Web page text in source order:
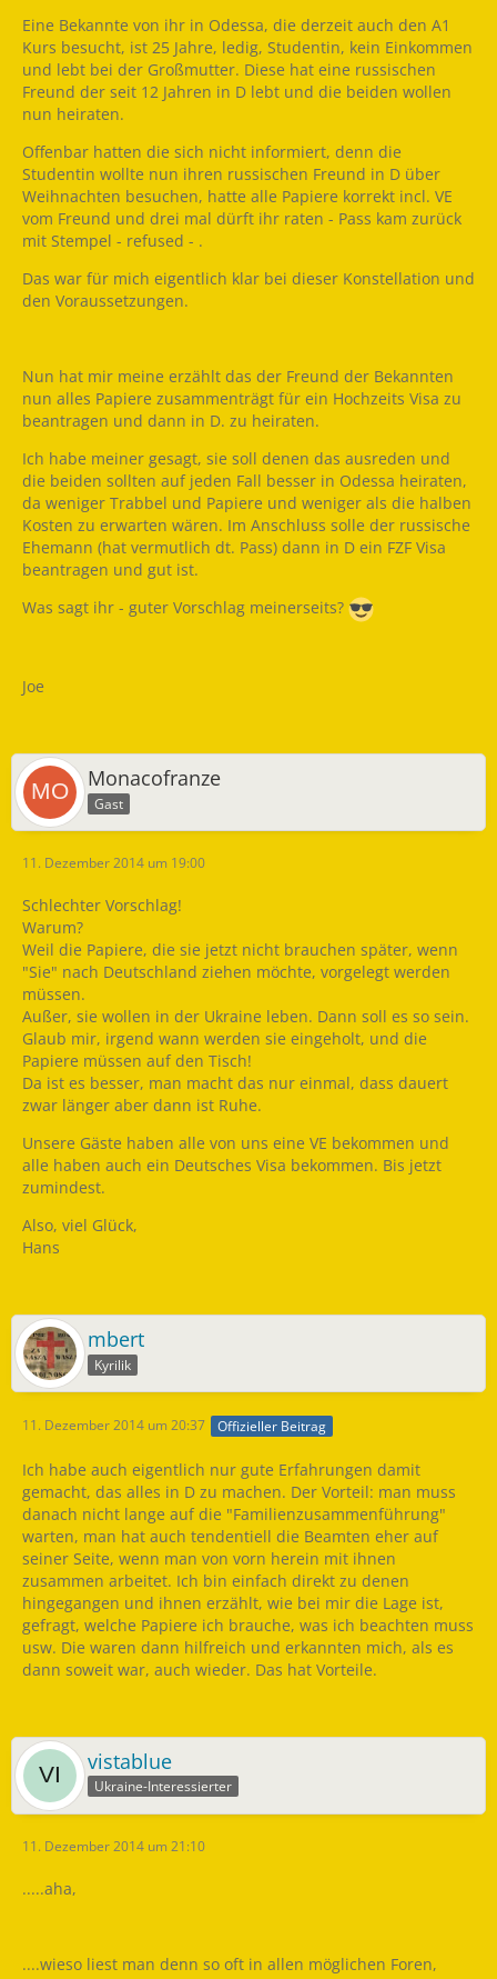
Eine Bekannte von ihr in Odessa, die derzeit auch den A1
Kurs besucht, ist 25 Jahre, ledig, Studentin, kein Einkommen
und lebt bei der Großmutter. Diese hat eine russischen
Freund der seit 12 Jahren in D lebt und die beiden wollen
nun heiraten.
Offenbar hatten die sich nicht informiert, denn die
Studentin wollte nun ihren russischen Freund in D über
Weihnachten besuchen, hatte alle Papiere korrekt incl. VE
vom Freund und drei mal dürft ihr raten - Pass kam zurück
mit Stempel - refused - .
Das war für mich eigentlich klar bei dieser Konstellation und
den Voraussetzungen.
Nun hat mir meine erzählt das der Freund der Bekannten
nun alles Papiere zusammenträgt für ein Hochzeits Visa zu
beantragen und dann in D. zu heiraten.
Ich habe meiner gesagt, sie soll denen das ausreden und
die beiden sollten auf jeden Fall besser in Odessa heiraten,
da weniger Trabbel und Papiere und weniger als die halben
Kosten zu erwarten wären. Im Anschluss solle der russische
Ehemann (hat vermutlich dt. Pass) dann in D ein FZF Visa
beantragen und gut ist.
Was sagt ihr - guter Vorschlag meinerseits?
Joe
Monacofranze
Gast
11. Dezember 2014 um 19:00
Schlechter Vorschlag!
Warum?
Weil die Papiere, die sie jetzt nicht brauchen später, wenn
"Sie" nach Deutschland ziehen möchte, vorgelegt werden
müssen.
Außer, sie wollen in der Ukraine leben. Dann soll es so sein.
Glaub mir, irgend wann werden sie eingeholt, und die
Papiere müssen auf den Tisch!
Da ist es besser, man macht das nur einmal, dass dauert
zwar länger aber dann ist Ruhe.
Unsere Gäste haben alle von uns eine VE bekommen und
alle haben auch ein Deutsches Visa bekommen. Bis jetzt
zumindest.
Also, viel Glück,
Hans
mbert
Kyrilik
11. Dezember 2014 um 20:37 Offizieller Beitrag
Ich habe auch eigentlich nur gute Erfahrungen damit
gemacht, das alles in D zu machen. Der Vorteil: man muss
danach nicht lange auf die "Familienzusammenführung"
warten, man hat auch tendentiell die Beamten eher auf
seiner Seite, wenn man von vorn herein mit ihnen
zusammen arbeitet. Ich bin einfach direkt zu denen
hingegangen und ihnen erzählt, wie bei mir die Lage ist,
gefragt, welche Papiere ich brauche, was ich beachten muss
usw. Die waren dann hilfreich und erkannten mich, als es
dann soweit war, auch wieder. Das hat Vorteile.
vistablue
Ukraine-Interessierter
11. Dezember 2014 um 21:10
.....aha,
....wieso liest man denn so oft in allen möglichen Foren,